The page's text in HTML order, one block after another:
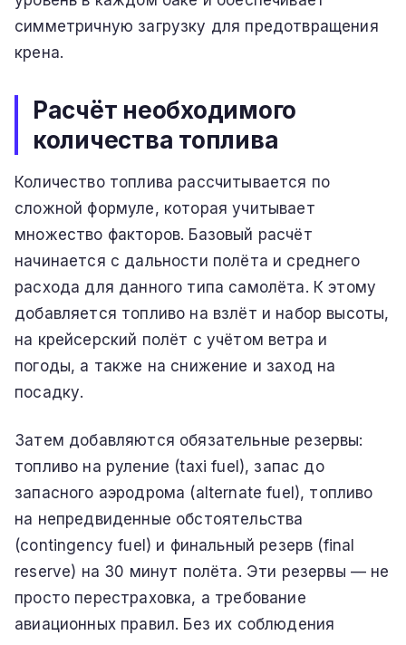
симметричную загрузку для предотвращения
крена.
Расчёт необходимого
количества топлива
Количество топлива рассчитывается по
сложной формуле, которая учитывает
множество факторов. Базовый расчёт
начинается с дальности полёта и среднего
расхода для данного типа самолёта. К этому
добавляется топливо на взлёт и набор высоты,
на крейсерский полёт с учётом ветра и
погоды, а также на снижение и заход на
посадку.
Затем добавляются обязательные резервы:
топливо на руление (taxi fuel), запас до
запасного аэродрома (alternate fuel), топливо
на непредвиденные обстоятельства
(contingency fuel) и финальный резерв (final
reserve) на 30 минут полёта. Эти резервы — не
просто перестраховка, а требование
авиационных правил. Без их соблюдения